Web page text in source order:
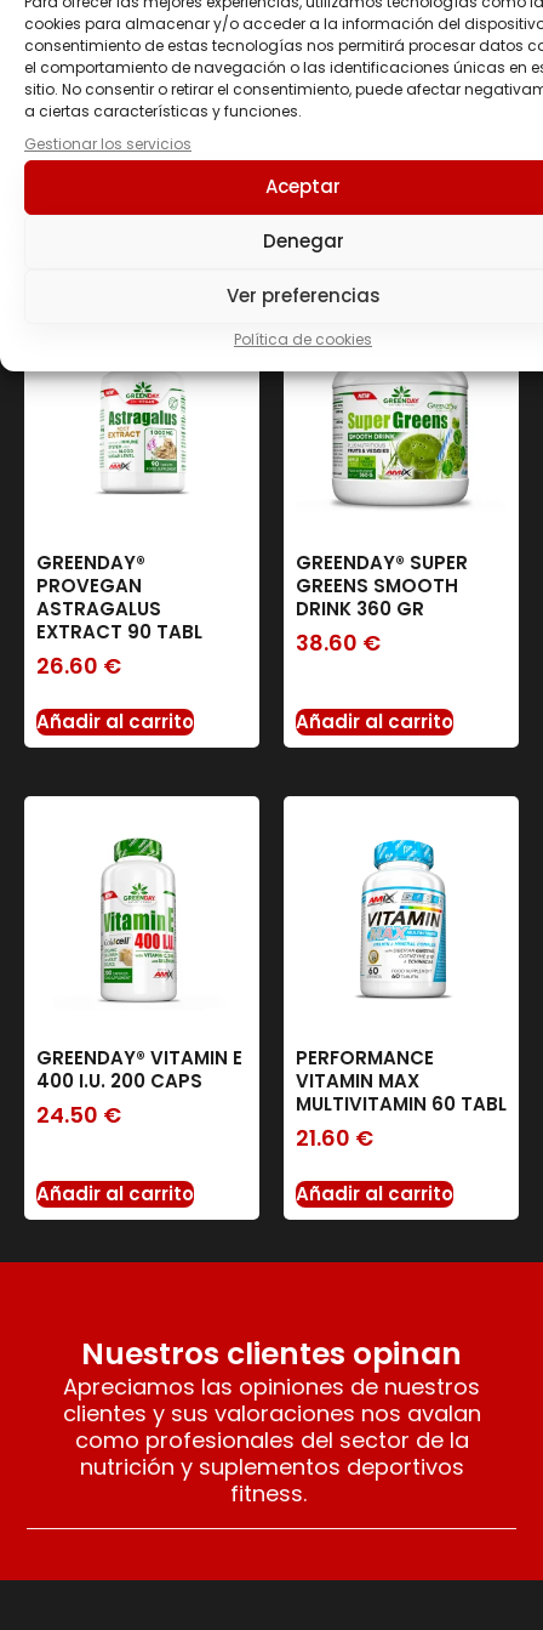
cookies para almacenar y/o acceder a la información del
consentimiento de estas tecnologías nos permitirá procesar datos
el comportamiento de navegación o las identificaciones únicas en
sitio. No consentir o retirar el consentimiento, puede afectar
a ciertas características y funciones.
Gestionar los servicios
Aceptar
Denegar
Ver preferencias
Política de cookies
conservación o almacenamiento inapropiado
por parte del consumidor. Lote y consumir
preferentemente antes del fin de: Ver impreso.
Productos
relacionados
GREENDAY®
PROVEGAN
ASTRAGALUS
EXTRACT 90 TABL
26.60 €
Añadir al carrito
GREENDAY® SUPER
GREENS SMOOTH
DRINK 360 GR
38.60 €
Añadir al carrito
GREENDAY® VITAMIN E
400 I.U. 200 CAPS
24.50 €
Añadir al carrito
PERFORMANCE
VITAMIN MAX
MULTIVITAMIN 60 TABL
21.60 €
Añadir al carrito
Nuestros clientes opinan
Apreciamos las opiniones de nuestros
clientes y sus valoraciones nos avalan
como profesionales del sector de la
nutrición y suplementos deportivos
fitness.